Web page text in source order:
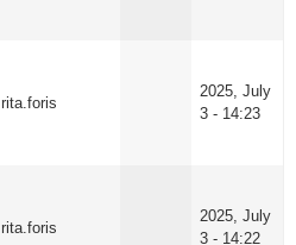
rita.foris
2025, July
3 - 14:23
rita.foris
2025, July
3 - 14:22